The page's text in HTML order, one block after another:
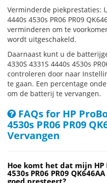
Verminderde piekprestaties:
4440s 4530s PR06 PR09
verminderen om te
wordt uitgeschakeld.
Daarnaast kunt u de
4330S 4331S 4440s 4530s
controleren door naar
te gaan. Een percentage
om de batterij te vervangen.
FAQs for HP
4530s PR06 PR09
Vervangen
Hoe komt het dat mijn HP
4530s PR06 PR09
goed presteert?